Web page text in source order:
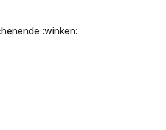
:winken: